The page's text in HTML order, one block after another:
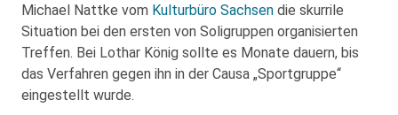
Michael Nattke vom Kulturbüro Sachsen die skurrile
Situation bei den ersten von Soligruppen organisierten
Treffen. Bei Lothar König sollte es Monate dauern, bis
das Verfahren gegen ihn in der Causa „Sportgruppe“
eingestellt wurde.